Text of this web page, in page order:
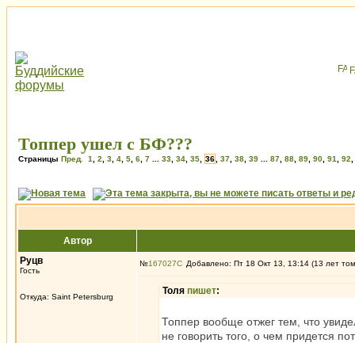
Топпер ушел с БФ???
Страницы Пред. 1 2 3 4 5 6 7 33 34 35 36 37 38 39 87 88 89 90 91 92
Автор
Руцв
Гость
Откуда: Saint Petersburg
№167027 Добавлено: Пт 18 Окт 13, 13:14 (13 лет
Толя пишет:
Топпер вообще отжег тем, что
не говорить того, о чем придется